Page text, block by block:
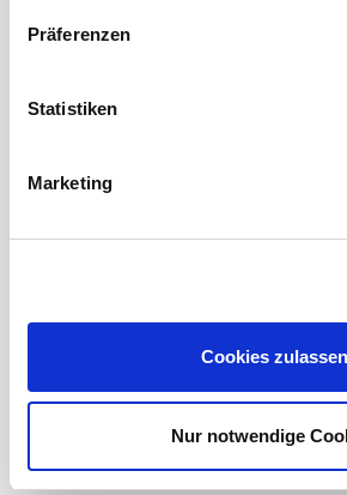
Präferenzen
Statistiken
Marketing
Cookies zulassen
Nur notwendige
Windnetzrecher
Windschutznetze für Carports und
Schiebetor über Eck selber bauen
Windschutznetz für Pferdestall
FAQ Schiebetorbau
Schiebetor selbst bauen